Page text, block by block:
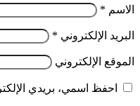
الاسم *
البريد الإلكتروني *
الموقع الإلكتروني
احفظ اسمي، بريدي